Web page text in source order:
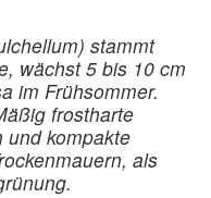
stammt
wächst 5 bis 10 cm
im Frühsommer.
frostharte
und kompakte
als